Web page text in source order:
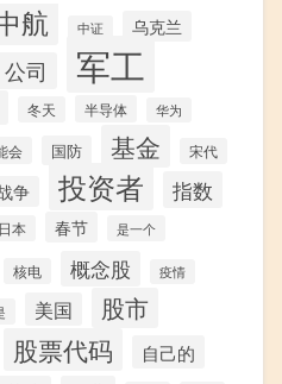
航 中证 乌克兰
公司 军工
冬天 半导体 华为
会 国防 基金 宋代
争 投资者 指数
日本 春节 是一个
核电 概念股 疫情
美国 股市
股票代码 自己的